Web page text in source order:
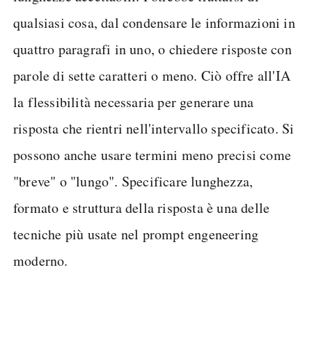
qualsiasi cosa, dal condensare le informazioni in
quattro paragrafi in uno, o chiedere risposte con
parole di sette caratteri o meno. Ciò offre all'IA
la flessibilità necessaria per generare una
risposta che rientri nell'intervallo specificato. Si
possono anche usare termini meno precisi come
"breve" o "lungo". Specificare lunghezza,
formato e struttura della risposta è una delle
tecniche più usate nel prompt engeneering
moderno.